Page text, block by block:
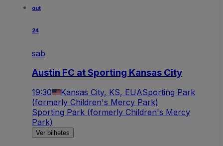
out
24
sab
Austin FC at Sporting Kansas City
19:30 Kansas City, KS, EUASporting Park
(formerly Children's Mercy Park)
Sporting Park (formerly Children's Mercy
Park)
Ver bilhetes